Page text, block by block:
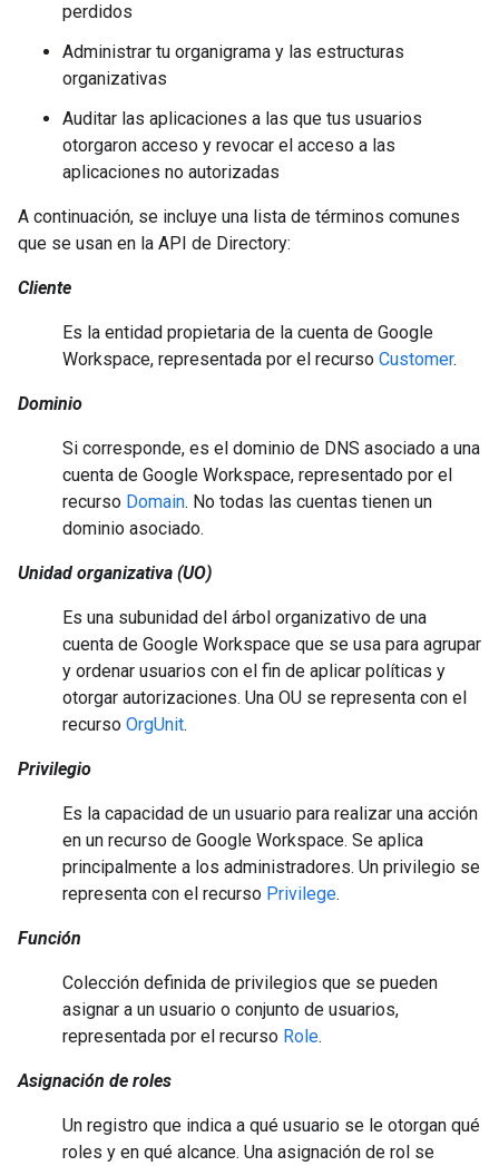
perdidos
Administrar tu organigrama y las estructuras
organizativas
Auditar las aplicaciones a las que tus usuarios
otorgaron acceso y revocar el acceso a las
aplicaciones no autorizadas
A continuación, se incluye una lista de términos comunes
que se usan en la API de Directory:
Cliente
Es la entidad propietaria de la cuenta de Google
Workspace, representada por el recurso Customer.
Dominio
Si corresponde, es el dominio de DNS asociado a una
cuenta de Google Workspace, representado por el
recurso Domain. No todas las cuentas tienen un
dominio asociado.
Unidad organizativa (UO)
Es una subunidad del árbol organizativo de una
cuenta de Google Workspace que se usa para agrupar
y ordenar usuarios con el fin de aplicar políticas y
otorgar autorizaciones. Una OU se representa con el
recurso OrgUnit.
Privilegio
Es la capacidad de un usuario para realizar una acción
en un recurso de Google Workspace. Se aplica
principalmente a los administradores. Un privilegio se
representa con el recurso Privilege.
Función
Colección definida de privilegios que se pueden
asignar a un usuario o conjunto de usuarios,
representada por el recurso Role.
Asignación de roles
Un registro que indica a qué usuario se le otorgan qué
roles y en qué alcance. Una asignación de rol se